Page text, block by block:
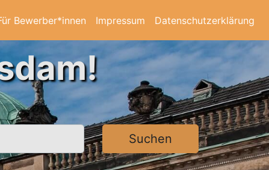
Bewerber*innen Impressum Datenschutzerklärung
Suchen